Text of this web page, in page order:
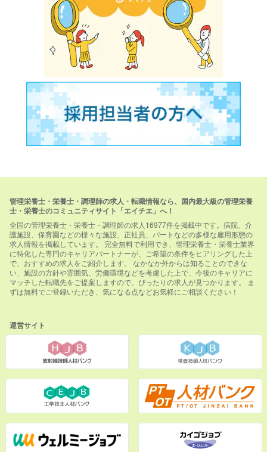
管理栄養士・栄養士・調理師の求人・転職情報なら、国内最大級の管理栄養
士・栄養士のコミュニティサイト「エイチエ」へ！
全国の管理栄養士・栄養士・調理師の求人16977件を掲載中です。病院、介
護施設、保育園などの様々な施設、正社員、パートなどの多様な雇用形態の
求人情報を掲載しています。 完全無料で利用でき、管理栄養士・栄養士業界
に特化した専門のキャリアパートナーが、ご希望の条件をヒアリングした上
で、おすすめの求人をご紹介します。 なかなか外からは知ることのできな
い、施設の方針や雰囲気、労働環境などを考慮した上で、今後のキャリアに
マッチした転職先をご提案しますので、ぴったりの求人が見つかります。 ま
ずは無料でご登録いただき、気になる点などお気軽にご相談ください！
運営サイト